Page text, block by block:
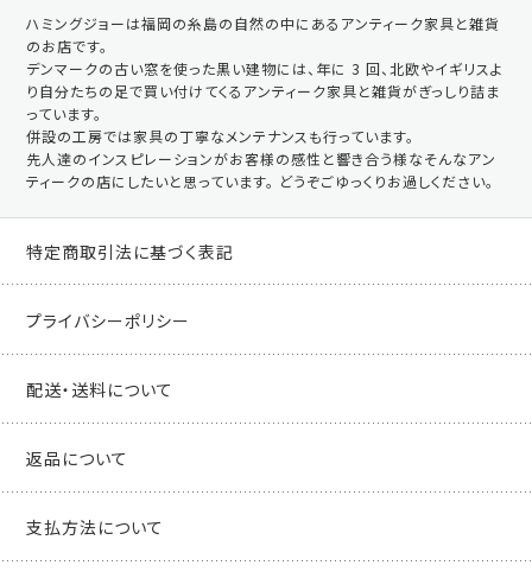
ハミングジョーは福岡の糸島の自然の中にあるアンティーク家具と雑貨
のお店です。
デンマークの古い窓を使った黒い建物には、年に 3 回、北欧やイギリスよ
り自分たちの足で買い付けてくるアンティーク家具と雑貨がぎっしり詰ま
っています。
併設の工房では家具の丁寧なメンテナンスも行っています。
先人達のインスピレーションがお客様の感性と響き合う様なそんなアン
ティークの店にしたいと思っています。 どうぞごゆっくりお過しください。
特定商取引法に基づく表記
プライバシーポリシー
配送・送料について
返品について
支払方法について